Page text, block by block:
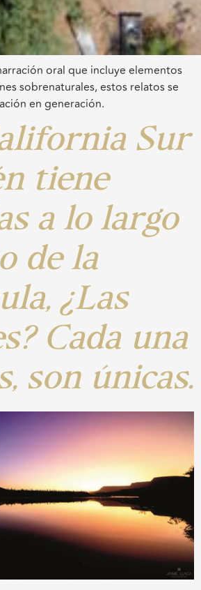
oral que incluye elementos
sobrenaturales, estos relatos se
en generación.
Sur
tiene
a lo largo
de la
¿Las
Cada una
son únicas.